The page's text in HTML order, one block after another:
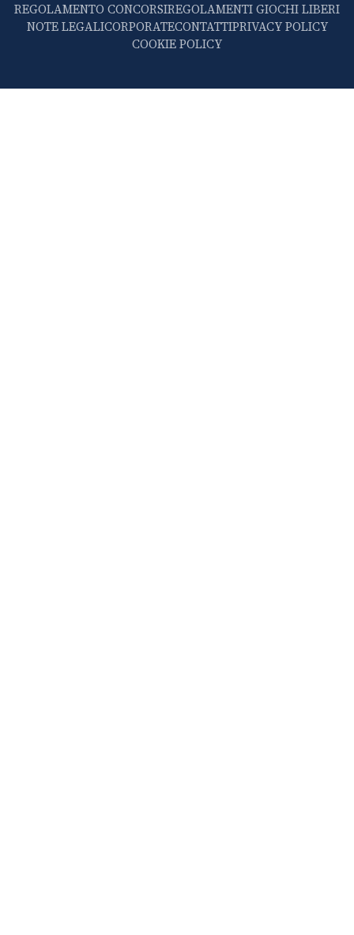
REGOLAMENTO CONCORSIREGOLAMENTI GIOCHI LIBERI
NOTE LEGALICORPORATECONTATTIPRIVACY POLICY
COOKIE POLICY